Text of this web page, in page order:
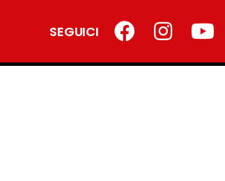
SEGUICI